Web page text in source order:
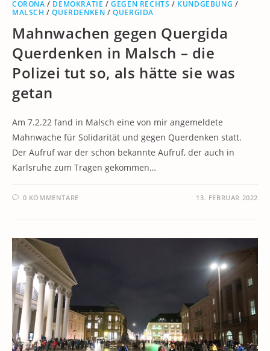
CORONA / DEMOKRATIE /GEGEN RECHTS / KUNDGEBUNG /
MALSCH /QUERDENKEN /QUERGIDA
Mahnwachen gegen Quergida
Querdenken in Malsch – die
Polizei tut so, als hätte sie was
getan
Am 7.2.22 fand in Malsch eine von mir angemeldete
Mahnwache für Solidarität und gegen Querdenken statt.
Der Aufruf war der schon bekannte Aufruf, der auch in
Karlsruhe zum Tragen gekommen…
0 KOMMENTARE 13. FEBRUAR 2022